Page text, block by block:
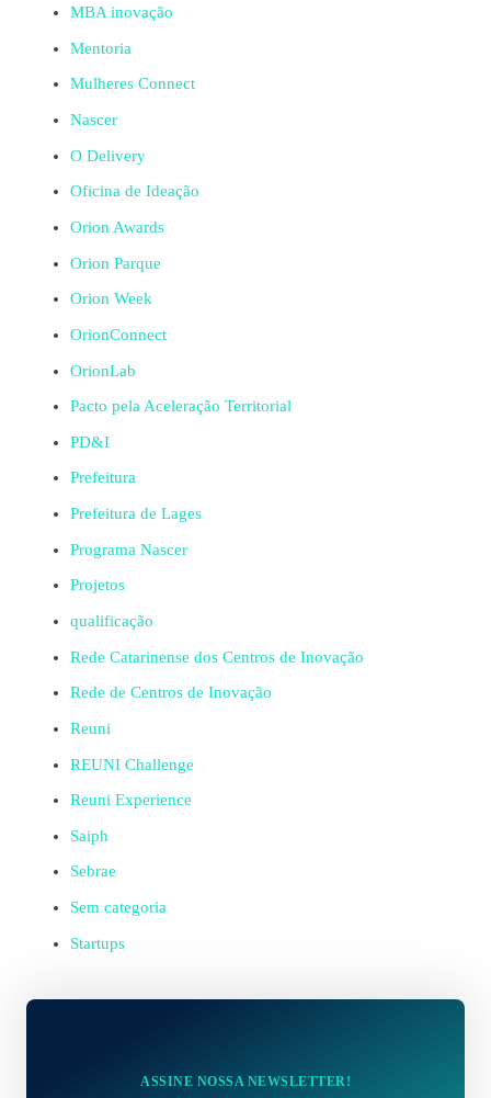
MBA inovação
Mentoria
Mulheres Connect
Nascer
O Delivery
Oficina de Ideação
Orion Awards
Orion Parque
Orion Week
OrionConnect
OrionLab
Pacto pela Aceleração Territorial
PD&I
Prefeitura
Prefeitura de Lages
Programa Nascer
Projetos
qualificação
Rede Catarinense dos Centros de Inovação
Rede de Centros de Inovação
Reuni
REUNI Challenge
Reuni Experience
Saiph
Sebrae
Sem categoria
Startups
ASSINE NOSSA NEWSLETTER!